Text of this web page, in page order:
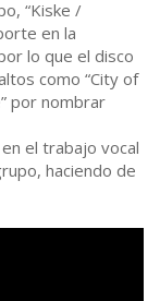
“Kiske /
en la
lo que el disco
como “City of
por nombrar
el trabajo vocal
haciendo de